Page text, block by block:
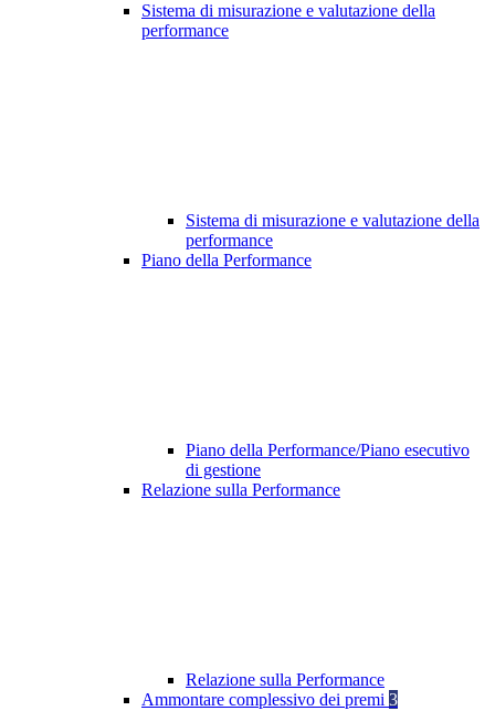
Sistema di misurazione e valutazione della
performance
Sistema di misurazione e valutazione della
performance
Piano della Performance
Piano della Performance/Piano esecutivo
di gestione
Relazione sulla Performance
Relazione sulla Performance
Ammontare complessivo dei premi 3